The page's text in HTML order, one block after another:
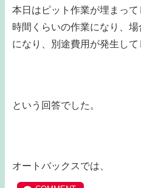
本日はピット作業が埋まって
時間くらいの作業になり、
になり、別途費用が発生して
という回答でした。
オートバックスでは、